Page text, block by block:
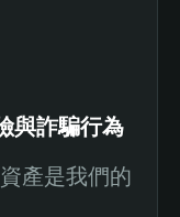
與詐騙行為
產是我們的